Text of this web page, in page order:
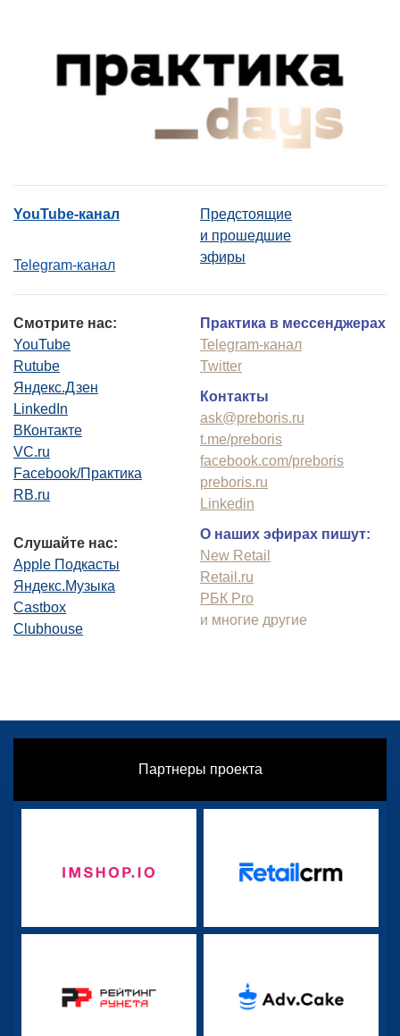
YouTube-канал
Telegram-канал
Предстоящие
и прошедшие
эфиры
Смотрите нас:
YouTube
Rutube
Яндекс.Дзен
LinkedIn
ВКонтакте
VC.ru
Facebook/Практика
RB.ru
Слушайте нас:
Apple Подкасты
Яндекс.Музыка
Castbox
Clubhouse
Практика в мессенджерах
Telegram-канал
Twitter
Контакты
ask@preboris.ru
t.me/preboris
facebook.com/preboris
preboris.ru
Linkedin
О наших эфирах пишут:
New Retail
Retail.ru
РБК Pro
и многие другие
Партнеры проекта